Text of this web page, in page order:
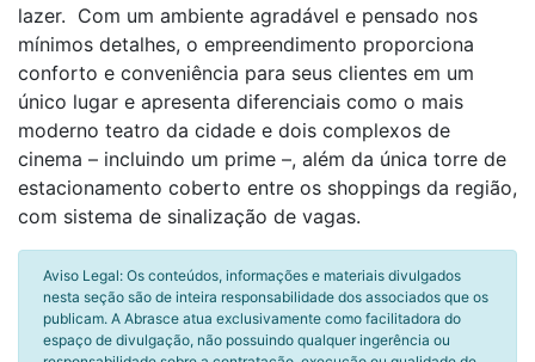
lazer. Com um ambiente agradável e pensado nos
mínimos detalhes, o empreendimento proporciona
conforto e conveniência para seus clientes em um
único lugar e apresenta diferenciais como o mais
moderno teatro da cidade e dois complexos de
cinema – incluindo um prime –, além da única torre de
estacionamento coberto entre os shoppings da região,
com sistema de sinalização de vagas.
Aviso Legal: Os conteúdos, informações e materiais divulgados
nesta seção são de inteira responsabilidade dos associados que os
publicam. A Abrasce atua exclusivamente como facilitadora do
espaço de divulgação, não possuindo qualquer ingerência ou